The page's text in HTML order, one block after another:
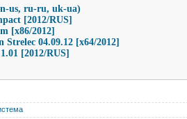
us, ru-ru, uk-ua)
[2012/RUS]
[x86/2012]
04.09.12 [x64/2012]
[2012/RUS]